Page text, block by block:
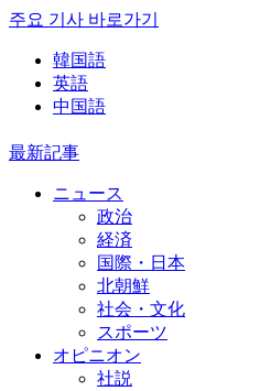
주요 기사 바로가기
韓国語
英語
中国語
最新記事
ニュース
政治
経済
国際・日本
北朝鮮
社会・文化
スポーツ
オピニオン
社説